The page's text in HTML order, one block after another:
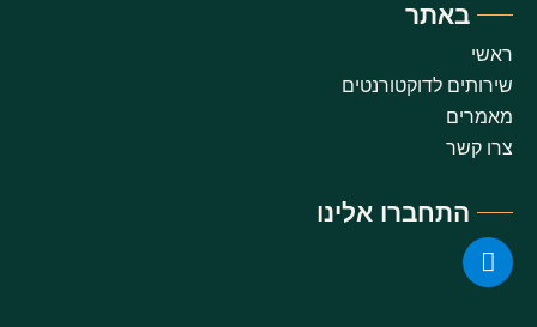
באתר
ראשי
שירותים לדוקטורנטים
מאמרים
צרו קשר
התחברו אלינו